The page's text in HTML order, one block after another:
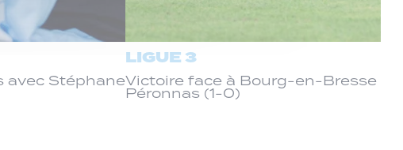
avec Stéphane
LIGUE 3
Victoire face à Bourg-en-Bresse
Péronnas (1-0)